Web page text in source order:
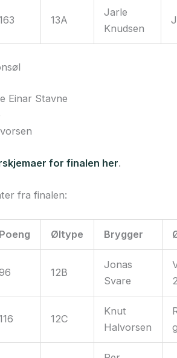
13A
Jarle
Knudsen
Einar Stavne
for finalen her.
fra finalen:
Poeng Øltype Brygger
12B
Jonas
Svare
12C
Knut
Halvorsen